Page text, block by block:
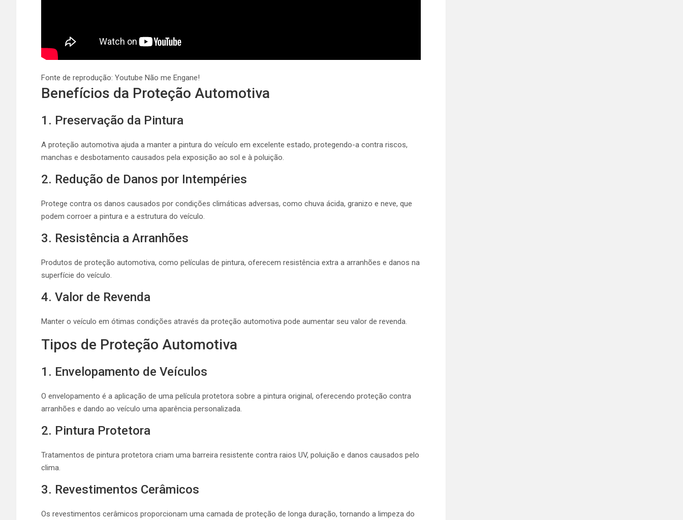
Fonte de reprodução: Youtube Não me Engane!
Benefícios da Proteção Automotiva
1. Preservação da Pintura
A proteção automotiva ajuda a manter a pintura do veículo em excelente estado, protegendo-a contra riscos,
manchas e desbotamento causados pela exposição ao sol e à poluição.
2. Redução de Danos por Intempéries
Protege contra os danos causados por condições climáticas adversas, como chuva ácida, granizo e neve, que
podem corroer a pintura e a estrutura do veículo.
3. Resistência a Arranhões
Produtos de proteção automotiva, como películas de pintura, oferecem resistência extra a arranhões e danos na
superfície do veículo.
4. Valor de Revenda
Manter o veículo em ótimas condições através da proteção automotiva pode aumentar seu valor de revenda.
Tipos de Proteção Automotiva
1. Envelopamento de Veículos
O envelopamento é a aplicação de uma película protetora sobre a pintura original, oferecendo proteção contra
arranhões e dando ao veículo uma aparência personalizada.
2. Pintura Protetora
Tratamentos de pintura protetora criam uma barreira resistente contra raios UV, poluição e danos causados pelo
clima.
3. Revestimentos Cerâmicos
Os revestimentos cerâmicos proporcionam uma camada de proteção de longa duração, tornando a limpeza do